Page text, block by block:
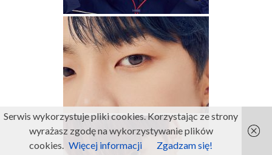
Serwis wykorzystuje pliki cookies. Korzystając ze strony
wyrażasz zgodę na wykorzystywanie plików
cookies. Więcej informacji Zgadzam się!